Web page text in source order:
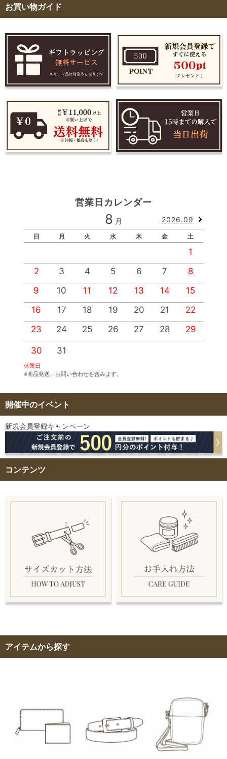
お買い物ガイド
営業日カレンダー
8 月 2026.09
日 月 火 水 木 金 土
1
2
3 4 5 6 7
8
9
10 11 12 13 14
15
16
17 18 19 20 21
22
23
24 25 26 27 28 29
30 31
休業日
※商品発送、お問い合わせを含みます。
開催中のイベント
新規会員登録キャンペーン
コンテンツ
アイテムから探す